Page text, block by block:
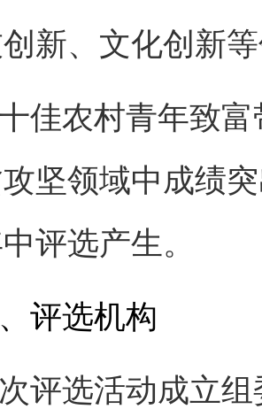
新、文化创新
佳农村青年致
坚领域中成绩
评选产生。
评选机构
评选活动成立